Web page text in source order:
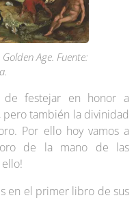
Age. Fuente:
de festejar en honor a
pero también la divinidad
Por ello hoy vamos a
de la mano de las
en el primer libro de sus